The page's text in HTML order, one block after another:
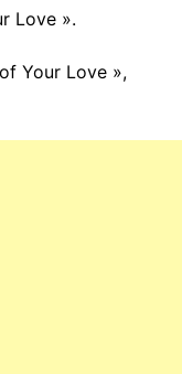
Love ».
Your Love »,